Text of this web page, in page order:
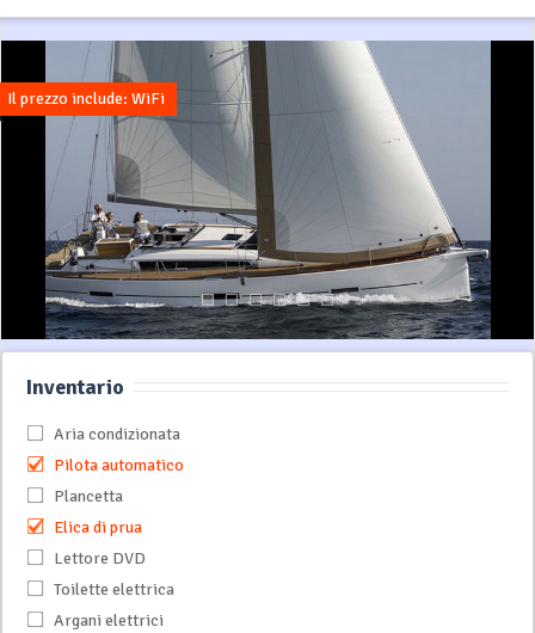
Il prezzo include: WiFi
Inventario
Aria condizionata
Pilota automatico
Plancetta
Elica di prua
Lettore DVD
Toilette elettrica
Argani elettrici